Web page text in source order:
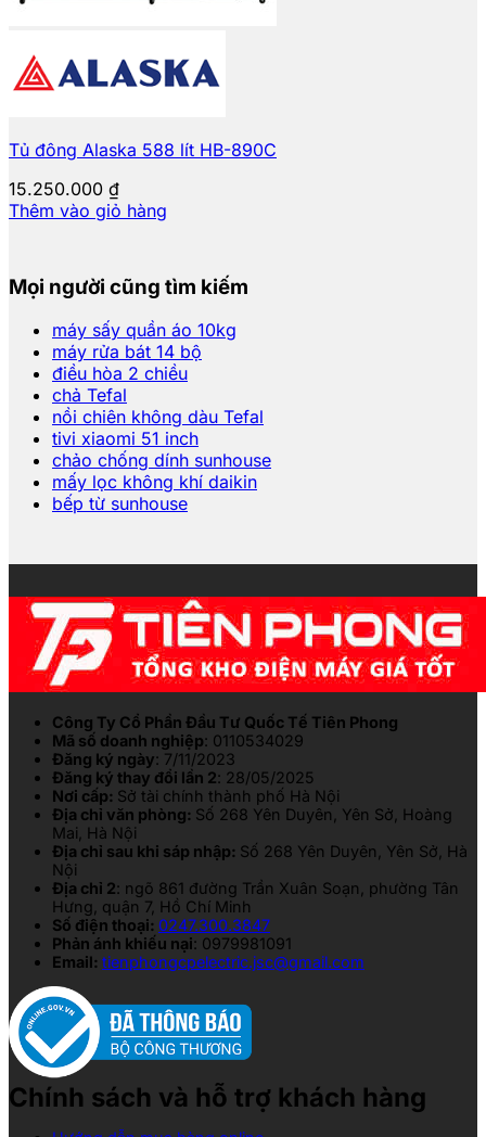
Tủ đông Alaska 588 lít HB-890C
15.250.000 ₫
Thêm vào giỏ hàng
Mọi người cũng tìm kiếm
máy sấy quần áo 10kg
máy rửa bát 14 bộ
điều hòa 2 chiều
chả Tefal
nồi chiên không dàu Tefal
tivi xiaomi 51 inch
chảo chống dính sunhouse
mấy lọc không khí daikin
bếp từ sunhouse
Công Ty Cổ Phần Đầu Tư Quốc Tế Tiên Phong
Mã số doanh nghiệp: 0110534029
Đăng ký ngày: 7/11/2023
Đăng ký thay đổi lần 2: 28/05/2025
Nơi cấp: Sở tài chính thành phố Hà Nội
Địa chỉ văn phòng: Số 268 Yên Duyên, Yên Sở, Hoàng
Mai, Hà Nội
Địa chỉ sau khi sáp nhập: Số 268 Yên Duyên, Yên Sở, Hà
Nội
Địa chỉ 2: ngõ 861 đường Trần Xuân Soạn, phường Tân
Hưng, quận 7, Hồ Chí Minh
Số điện thoại: 0247.300.3847
Phản ánh khiếu nại: 0979981091
Email: tienphongcpelectric.jsc@gmail.com
Chính sách và hỗ trợ khách hàng